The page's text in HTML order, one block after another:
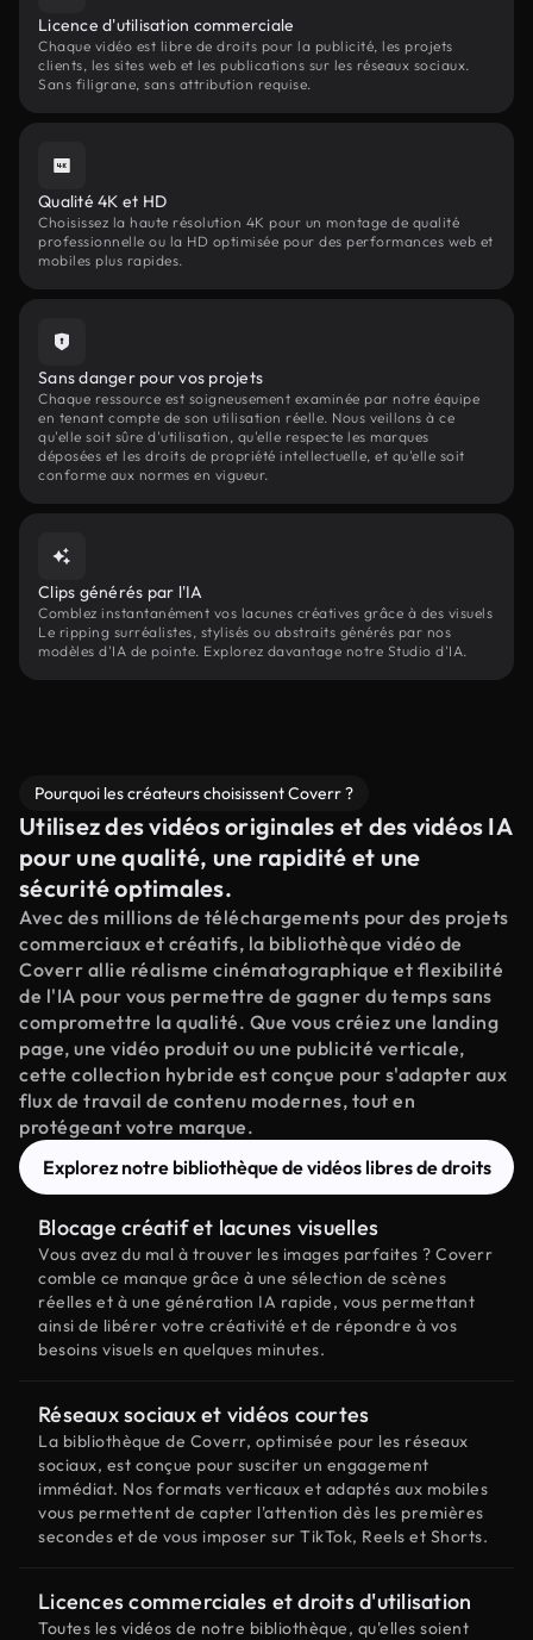
Licence d'utilisation commerciale
Chaque vidéo est libre de droits pour la publicité, les projets
clients, les sites web et les publications sur les réseaux sociaux.
Sans filigrane, sans attribution requise.
Qualité 4K et HD
Choisissez la haute résolution 4K pour un montage de qualité
professionnelle ou la HD optimisée pour des performances web et
mobiles plus rapides.
Sans danger pour vos projets
Chaque ressource est soigneusement examinée par notre équipe
en tenant compte de son utilisation réelle. Nous veillons à ce
qu'elle soit sûre d'utilisation, qu'elle respecte les marques
déposées et les droits de propriété intellectuelle, et qu'elle soit
conforme aux normes en vigueur.
Clips générés par l'IA
Comblez instantanément vos lacunes créatives grâce à des visuels
Le ripping surréalistes, stylisés ou abstraits générés par nos
modèles d'IA de pointe. Explorez davantage notre Studio d'IA.
Pourquoi les créateurs choisissent Coverr ?
Utilisez des vidéos originales et des vidéos IA
pour une qualité, une rapidité et une
sécurité optimales.
Avec des millions de téléchargements pour des projets
commerciaux et créatifs, la bibliothèque vidéo de
Coverr allie réalisme cinématographique et flexibilité
de l'IA pour vous permettre de gagner du temps sans
compromettre la qualité. Que vous créiez une landing
page, une vidéo produit ou une publicité verticale,
cette collection hybride est conçue pour s'adapter aux
flux de travail de contenu modernes, tout en
protégeant votre marque.
Explorez notre bibliothèque de vidéos libres de droits
Blocage créatif et lacunes visuelles
Vous avez du mal à trouver les images parfaites ? Coverr
comble ce manque grâce à une sélection de scènes
réelles et à une génération IA rapide, vous permettant
ainsi de libérer votre créativité et de répondre à vos
besoins visuels en quelques minutes.
Réseaux sociaux et vidéos courtes
La bibliothèque de Coverr, optimisée pour les réseaux
sociaux, est conçue pour susciter un engagement
immédiat. Nos formats verticaux et adaptés aux mobiles
vous permettent de capter l'attention dès les premières
secondes et de vous imposer sur TikTok, Reels et Shorts.
Licences commerciales et droits d'utilisation
Toutes les vidéos de notre bibliothèque, qu'elles soient